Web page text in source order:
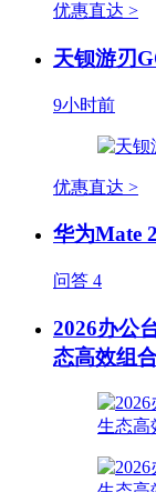
优惠直达 >
天钡游刃
9小时前
优惠直达 >
华为Mate
问答 4
2026办公
态高效组